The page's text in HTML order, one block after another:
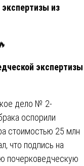
из
экспертизы
дело № 2-
оспорили
стоимостью 25 млн
что подпись на
почерковедческую